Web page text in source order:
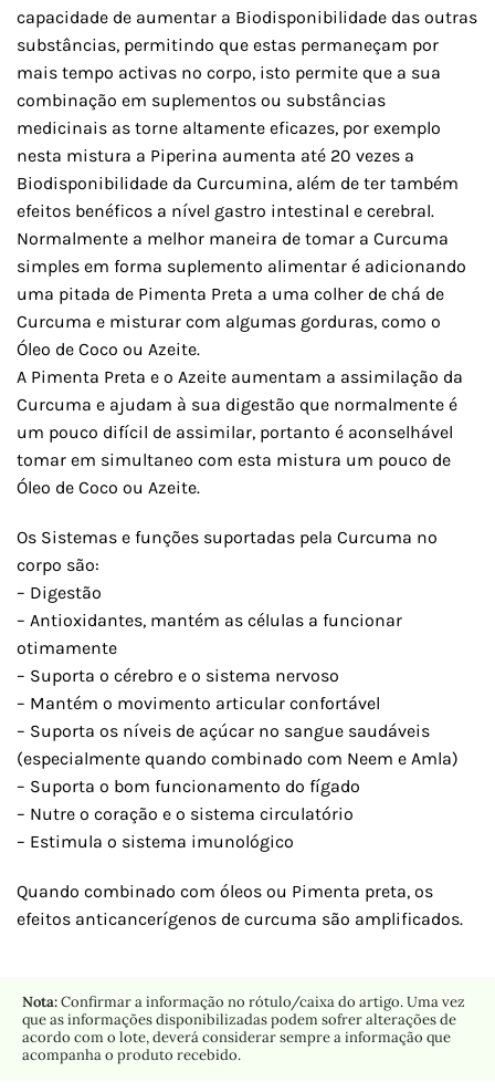
capacidade de aumentar a Biodisponibilidade das outras
substâncias, permitindo que estas permaneçam por
mais tempo activas no corpo, isto permite que a sua
combinação em suplementos ou substâncias
medicinais as torne altamente eficazes, por exemplo
nesta mistura a Piperina aumenta até 20 vezes a
Biodisponibilidade da Curcumina, além de ter também
efeitos benéficos a nível gastro intestinal e cerebral.
Normalmente a melhor maneira de tomar a Curcuma
simples em forma suplemento alimentar é adicionando
uma pitada de Pimenta Preta a uma colher de chá de
Curcuma e misturar com algumas gorduras, como o
Óleo de Coco ou Azeite.
A Pimenta Preta e o Azeite aumentam a assimilação da
Curcuma e ajudam à sua digestão que normalmente é
um pouco difícil de assimilar, portanto é aconselhável
tomar em simultaneo com esta mistura um pouco de
Óleo de Coco ou Azeite.
Os Sistemas e funções suportadas pela Curcuma no
corpo são:
– Digestão
– Antioxidantes, mantém as células a funcionar
otimamente
– Suporta o cérebro e o sistema nervoso
– Mantém o movimento articular confortável
– Suporta os níveis de açúcar no sangue saudáveis
(especialmente quando combinado com Neem e Amla)
– Suporta o bom funcionamento do fígado
– Nutre o coração e o sistema circulatório
– Estimula o sistema imunológico
Quando combinado com óleos ou Pimenta preta, os
efeitos anticancerígenos de curcuma são amplificados.
Nota:Confirmar a informação no rótulo/caixa do artigo. Uma vez
que as informações disponibilizadas podem sofrer alterações de
acordo com o lote, deverá considerar sempre a informação que
acompanha o produto recebido.